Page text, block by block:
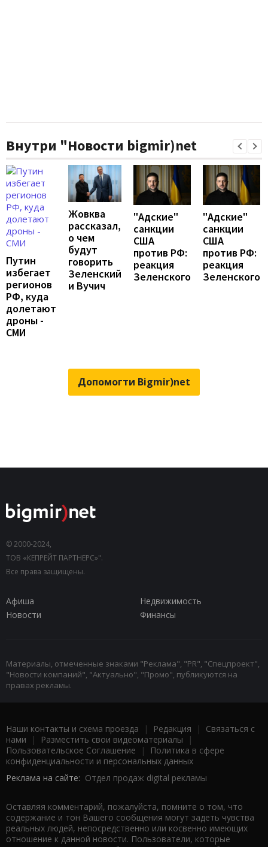
Внутри "Новости bigmir)net
Путин
избегает
регионов
РФ, куда
долетают
дроны -
СМИ
Жовква
рассказал,
о чем
будут
говорить
Зеленский
и Вучич
"Адские"
санкции
США
против РФ:
реакция
Зеленского
"Адские"
санкции
США
против РФ:
реакция
Зеленского
Допомогти Bigmir)net
© 2000-2024,
ТОВ «КЕПРЕЙТ ПАРТНЕРС»".
Все права защищены.
Афиша
Недвижимость
Новости
Финансы
Материалы, отмеченные знаками "Реклама", "PR", "Спецпроект",
"Новости компаний", "Актуально", "Промо", публикуются на
правах рекламы.
Наши контакты и схема проезда | Редакция | Связаться с
нами | Разместить свои видеоматериалы |
Пользовательское Соглашение |
Политика в сфере
конфиденциальности и персональных данных
Реклама на сайте: Отдел продаж digital рекламы
Оставляя комментарий, пожалуйста, помните о том, что
содержание и тон Вашего сообщения могут задеть чувства
реальных людей, непосредственно или косвенно имеющих
отношение к данной новости. Пользователи, которые